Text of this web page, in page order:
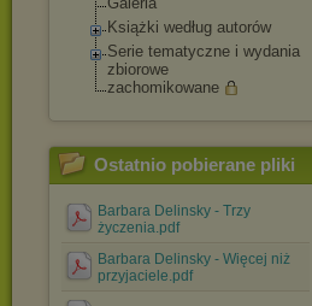
Książki według autorów
Serie tematyczne i wydania
zbiorowe
zachomikowane
Ostatnio pobierane pliki
Barbara Delinsky - Trzy
życzenia.pdf
Barbara Delinsky - Więcej niż
przyjaciele.pdf